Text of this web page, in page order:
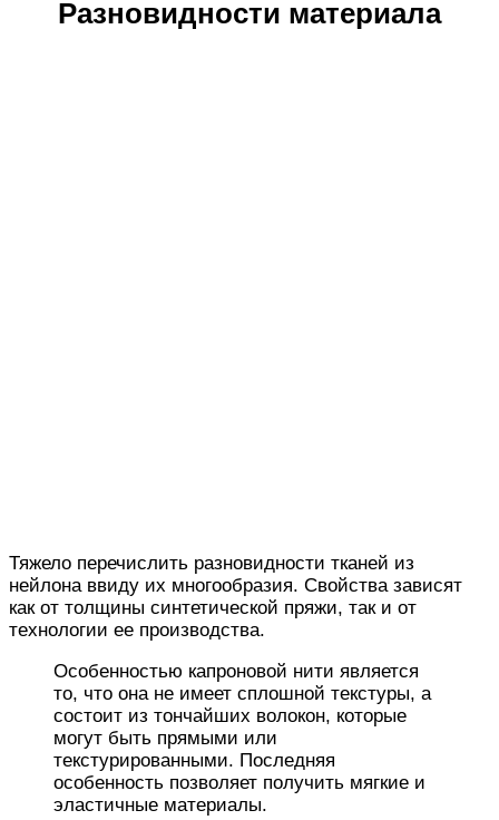
Разновидности материала
Тяжело перечислить разновидности тканей из
нейлона ввиду их многообразия. Свойства зависят
как от толщины синтетической пряжи, так и от
технологии ее производства.
Особенностью капроновой нити является
то, что она не имеет сплошной текстуры, а
состоит из тончайших волокон, которые
могут быть прямыми или
текстурированными. Последняя
особенность позволяет получить мягкие и
эластичные материалы.